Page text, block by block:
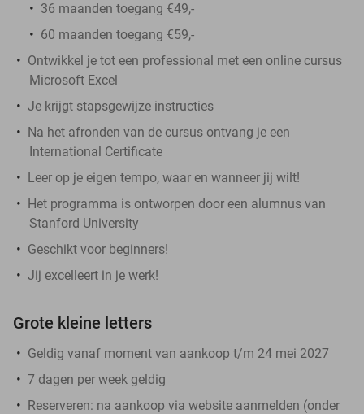
36 maanden toegang €49,-
60 maanden toegang €59,-
Ontwikkel je tot een professional met een online cursus
Microsoft Excel
Je krijgt stapsgewijze instructies
Na het afronden van de cursus ontvang je een
International Certificate
Leer op je eigen tempo, waar en wanneer jij wilt!
Het programma is ontworpen door een alumnus van
Stanford University
Geschikt voor beginners!
Jij excelleert in je werk!
Grote kleine letters
Geldig vanaf moment van aankoop t/m 24 mei 2027
7 dagen per week geldig
Reserveren: na aankoop via website aanmelden (onder